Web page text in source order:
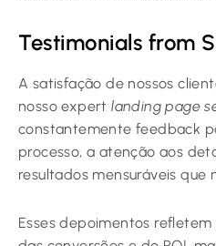
Testimonials from
A satisfação de nossos
nosso expertlanding page
constantemente feedback
processo, a atenção aos
resultados mensuráveis que
Esses depoimentos